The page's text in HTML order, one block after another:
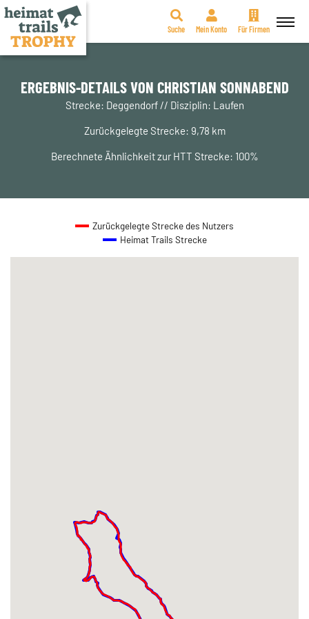
Zum
springen
Suche Mein Konto Für Firmen
ERGEBNIS-DETAILS VON CHRISTIAN SONNABEND
Strecke: Deggendorf // Disziplin: Laufen
Zurückgelegte Strecke: 9,78 km
Berechnete Ähnlichkeit zur HTT Strecke: 100%
Zurückgelegte Strecke des Nutzers
Heimat Trails Strecke